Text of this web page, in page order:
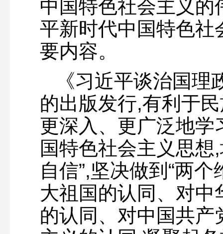
中国特色社会主义
平新时代中国特色社
要内容。
《习近平谈治国
的出版发行,有利于
更深入、更广泛地学
国特色社会主义思想
自信”,坚决做到“两
大祖国的认同、对
的认同、对中国共